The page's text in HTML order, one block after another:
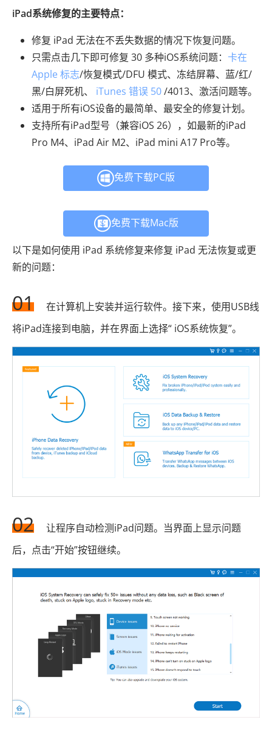
iPad系统修复的主要特点：
修复 iPad 无法在不丢失数据的情况下恢复问题。
只需点击几下即可修复 30 多种iOS系统问题： 卡在
Apple 标志/恢复模式/DFU 模式、冻结屏幕、蓝/红/
黑/白屏死机、 iTunes 错误 50/4013、激活问题等。
适用于所有iOS设备的最简单、最安全的修复计划。
支持所有iPad型号（兼容iOS 26），如最新的iPad
Pro M4、iPad Air M2、iPad mini A17 Pro等。
免费下载PC版
免费下载Mac版
以下是如何使用 iPad 系统修复来修复 iPad 无法恢复或更
新的问题：
01
在计算机上安装并运行软件。接下来，使用USB线
将iPad连接到电脑，并在界面上选择“ iOS系统恢复”。
02
让程序自动检测iPad问题。当界面上显示问题
后，点击“开始”按钮继续。